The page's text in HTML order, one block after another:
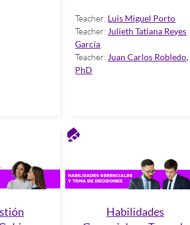
Teacher: Luis Miguel Porto
Teacher: Julieth Tatiana Reyes
García
Teacher: Juan Carlos Robledo,
PhD
Habilidades